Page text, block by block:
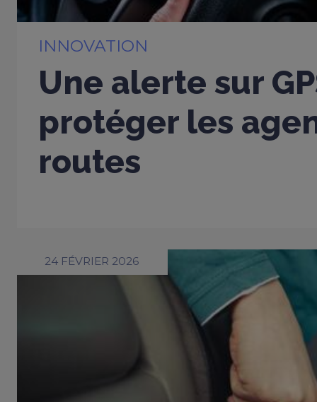
INNOVATION
Une alerte sur
protéger les
routes
24 FÉVRIER 2026